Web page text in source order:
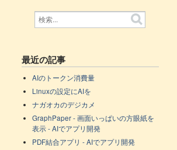
最近の記事
AIのトークン消費量
Linuxの設定にAIを
ナガオカのデジカメ
GraphPaper - 画面いっぱいの方眼紙を
表示 - AIでアプリ開発
PDF結合アプリ - AIでアプリ開発